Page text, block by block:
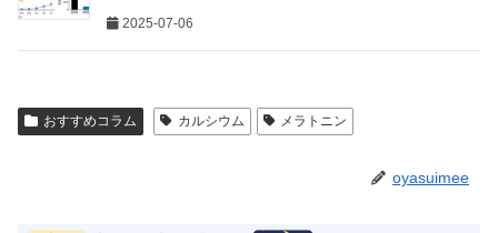
2025-07-06
おすすめコラム カルシウム メラトニン
oyasuimee